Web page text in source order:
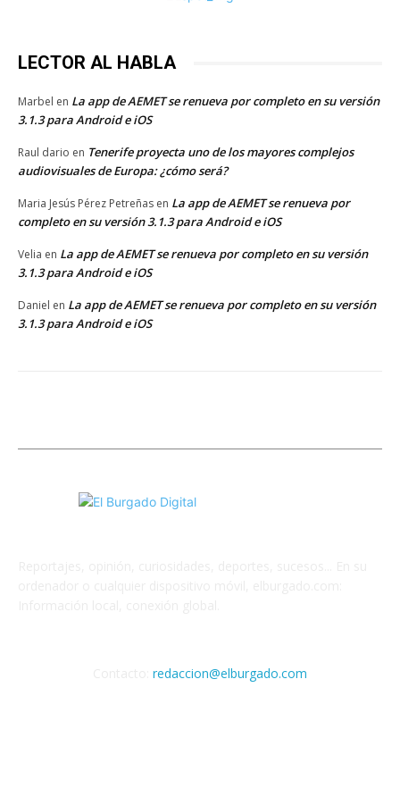
LECTOR AL HABLA
Marbel en La app de AEMET se renueva por completo en su versión
3.1.3 para Android e iOS
Raul dario en Tenerife proyecta uno de los mayores complejos
audiovisuales de Europa: ¿cómo será?
Maria Jesús Pérez Petreñas en La app de AEMET se renueva por
completo en su versión 3.1.3 para Android e iOS
Velia en La app de AEMET se renueva por completo en su versión
3.1.3 para Android e iOS
Daniel en La app de AEMET se renueva por completo en su versión
3.1.3 para Android e iOS
redaccion@elburgado.com